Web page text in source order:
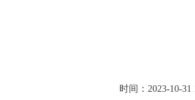
时间：2023-10-31